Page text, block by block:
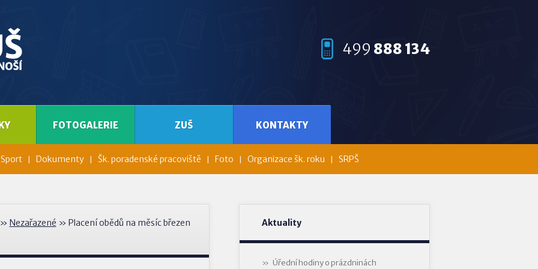
499 888 134
Sport Dokumenty Šk. poradenské pracoviště Foto Organizace šk. roku SRPŠ
FOTOGALERIE ZUŠ KONTAKTY
Nezařazené » Placení obědů na měsíc březen
Aktuality
Úřední hodiny o prázdninách